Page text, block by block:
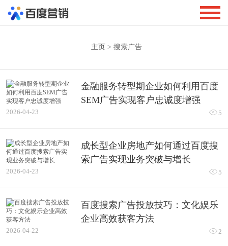
主页 > 搜索广告
金融服务转型期企业如何利用百度
SEM广告实现客户忠诚度增强
2026-04-23  5
成长型企业房地产如何通过百度搜
索广告实现业务突破与增长
2026-04-23  5
百度搜索广告投放技巧：文化娱乐
企业高效获客方法
2026-04-22 2